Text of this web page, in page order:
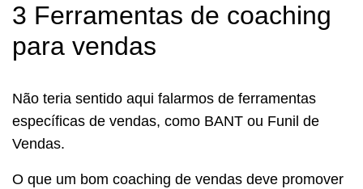
3 Ferramentas de coaching
para vendas
Não teria sentido aqui falarmos de ferramentas
específicas de vendas, como BANT ou Funil de
Vendas.
O que um bom coaching de vendas deve promover